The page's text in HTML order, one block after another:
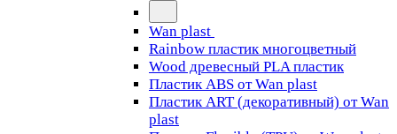
Wan plast
Rainbow пластик многоцветный
Wood древесный PLA пластик
Пластик ABS от Wan plast
Пластик ART (декоративный) от Wan
plast